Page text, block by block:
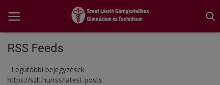
Főoldal
RSS Feeds
Legutóbbi bejegyzések
https://szlt.hu/rss/latest-posts